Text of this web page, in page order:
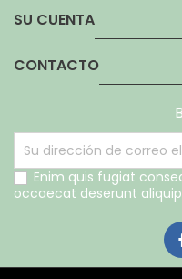
SU CUENTA
CONTACTO
Enim quis fugiat
occaecat deserunt